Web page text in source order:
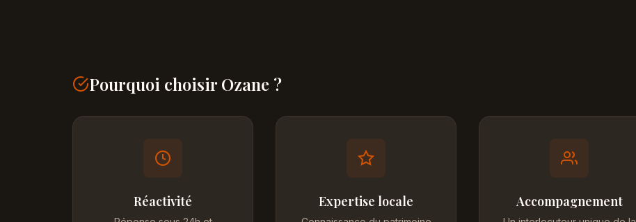
Pourquoi choisir Ozane ?
Réactivité Expertise locale Accompagnement